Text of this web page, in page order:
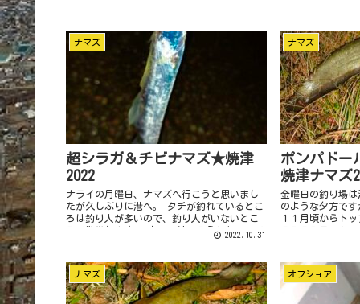
ナマズ
超シラガ＆チビナマズ★焼津
2022
ナライの月曜日、ナマズへ行こうと思いまし
たが久しぶりに港へ。 タチが釣れているとこ
ろは釣り人が多いので、釣り人がいないとこ
ろで準備します。 カマスはいそうもないので
タチ用にフックポイントを下向きにセットで
2022.10.31
ナマズ
ポンパド
焼津ナマズ
金曜日の釣り場
のような夕方で
１１月頃からト
そろそろラスト
ナマズ オフショア